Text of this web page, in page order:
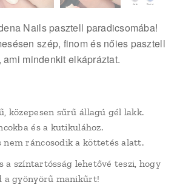
Nails pasztell paradicsomába!
szép, finom és nőies pasztell
mindenkit elkápráztat.
közepesen sűrű állagú gél lakk.
és a kutikulához.
nem ráncosodik a köttetés alatt.
a színtartósság lehetővé teszi, hogy
a gyönyörű manikűrt!